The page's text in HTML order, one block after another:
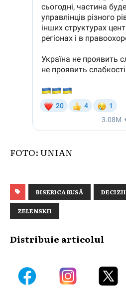
FOTO: UNIAN
BISERICA RUSĂ DECIZII
ZELENSKII
Distribuie articolul